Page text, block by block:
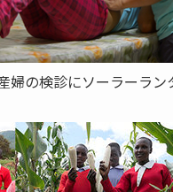
の検診にソーラーラン